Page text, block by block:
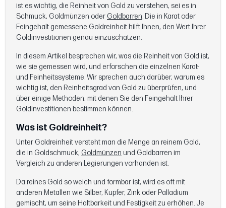
ist es wichtig, die Reinheit von Gold zu verstehen, sei es in
Schmuck, Goldmünzen oder Goldbarren. Die in Karat oder
Feingehalt gemessene Goldreinheit hilft Ihnen, den Wert Ihrer
Goldinvestitionen genau einzuschätzen.
In diesem Artikel besprechen wir, was die Reinheit von Gold ist,
wie sie gemessen wird, und erforschen die einzelnen Karat-
und Feinheitssysteme. Wir sprechen auch darüber, warum es
wichtig ist, den Reinheitsgrad von Gold zu überprüfen, und
über einige Methoden, mit denen Sie den Feingehalt Ihrer
Goldinvestitionen bestimmen können.
Was ist Goldreinheit?
Unter Goldreinheit versteht man die Menge an reinem Gold,
die in Goldschmuck, Goldmünzen und Goldbarren im
Vergleich zu anderen Legierungen vorhanden ist.
Da reines Gold so weich und formbar ist, wird es oft mit
anderen Metallen wie Silber, Kupfer, Zink oder Palladium
gemischt, um seine Haltbarkeit und Festigkeit zu erhöhen. Je